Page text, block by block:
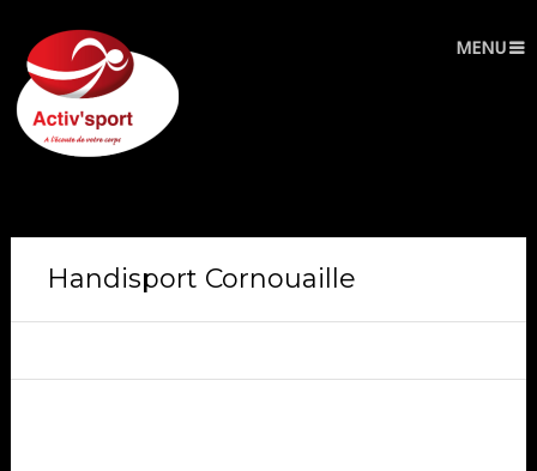
MENU
Handisport Cornouaille